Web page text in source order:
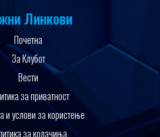
Линкови
Почетна
За Клубот
Вести
за приватност
и услови за користење
за колачиња